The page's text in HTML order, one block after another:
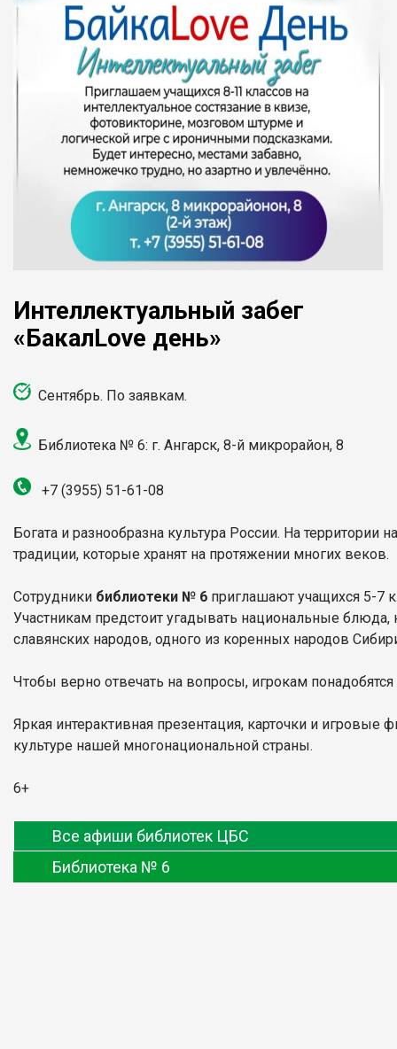
Интеллектуальный забег
«БакалLove день»
Сентябрь. По заявкам.
Библиотека № 6: г. Ангарск, 8-й микрорайон, 8
+7 (3955) 51-61-08
Богата и разнообразна культура России. На
традиции, которые хранят на протяжении многих веков.
Сотрудники библиотеки № 6 приглашают учащихся 5-7
Участникам предстоит угадывать национальные
славянских народов, одного из коренных народов
Чтобы верно отвечать на вопросы, игрокам
Яркая интерактивная презентация, карточки и
культуре нашей многонациональной страны.
6+
Все афиши библиотек ЦБС
Библиотека № 6